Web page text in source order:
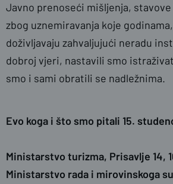
Javno prenoseći mišljenja,
zbog uznemiravanja koje
doživljavaju zahvaljujući neradu
dobroj vjeri, nastavili smo
smo i sami obratili se nadležnima.
Evo koga i što smo pitali 15.
Ministarstvo turizma, Prisavlje 14,
Ministarstvo rada i mirovinskoga